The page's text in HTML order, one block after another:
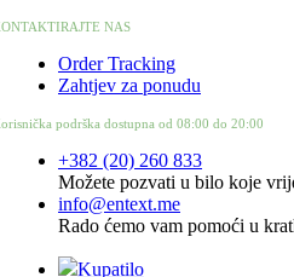
NAS
Order Tracking
Zahtjev za ponudu
podrška dostupna od 08:00 do 20:00
+382 (20) 260 833
Možete pozvati u bilo koje
info@entext.me
Rado ćemo vam pomoći u
Kupatilo